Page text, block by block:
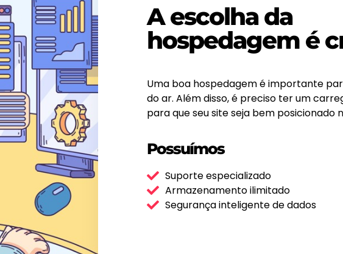
A escolha da
hospedagem é
Uma boa hospedagem é importante
do ar. Além disso, é preciso ter um
para que seu site seja bem posicionado
Possuímos
Suporte especializado
Armazenamento ilimitado
Segurança inteligente de dados